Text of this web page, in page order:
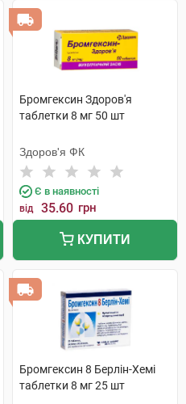
Бромгексин Здоров'я
таблетки 8 мг 50 шт
Здоров'я ФК
Є в наявності
від 35.60 грн
КУПИТИ
Бромгексин 8 Берлін-Хемі
таблетки 8 мг 25 шт